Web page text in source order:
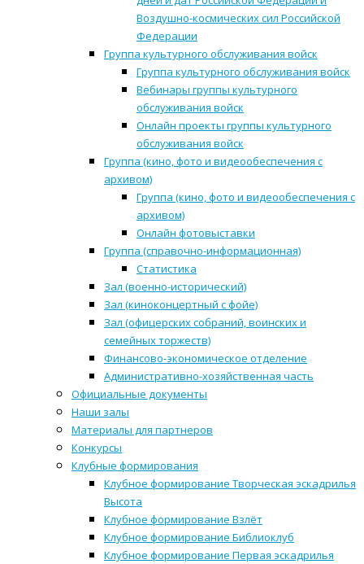
Воздушно-космических сил Российской
Федерации
Группа культурного обслуживания войск
Группа культурного обслуживания войск
Вебинары группы культурного
обслуживания войск
Онлайн проекты группы культурного
обслуживания войск
Группа (кино, фото и видеообеспечения с
архивом)
Группа (кино, фото и видеообеспечения с
архивом)
Онлайн фотовыставки
Группа (справочно-информационная)
Статистика
Зал (военно-исторический)
Зал (киноконцертный с фойе)
Зал (офицерских собраний, воинских и
семейных торжеств)
Финансово-экономическое отделение
Административно-хозяйственная часть
Официальные документы
Наши залы
Материалы для партнеров
Конкурсы
Клубные формирования
Клубное формирование Творческая эскадрилья
Высота
Клубное формирование Взлёт
Клубное формирование Библиоклуб
Клубное формирование Первая эскадрилья